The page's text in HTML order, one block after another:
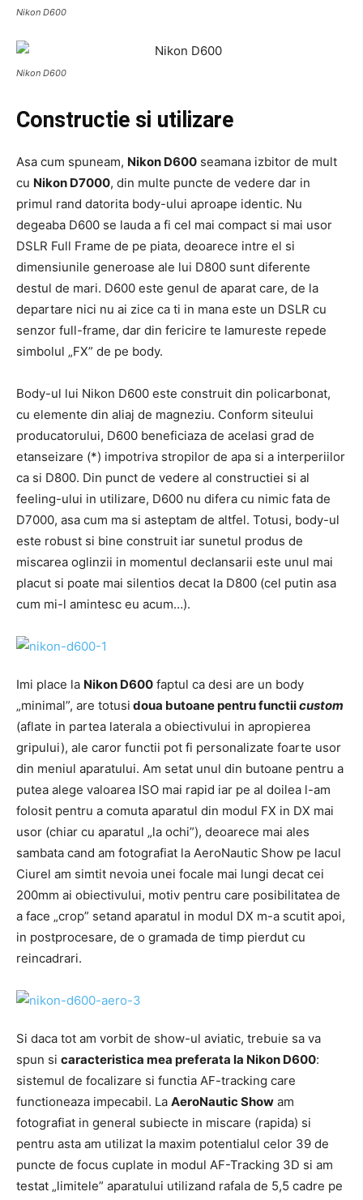
Nikon D600
Nikon D600
Constructie si utilizare
Asa cum spuneam, Nikon D600 seamana izbitor de mult
cu Nikon D7000, din multe puncte de vedere dar in
primul rand datorita body-ului aproape identic. Nu
degeaba D600 se lauda a fi cel mai compact si mai usor
DSLR Full Frame de pe piata, deoarece intre el si
dimensiunile generoase ale lui D800 sunt diferente
destul de mari. D600 este genul de aparat care, de la
departare nici nu ai zice ca ti in mana este un DSLR cu
senzor full-frame, dar din fericire te lamureste repede
simbolul „FX” de pe body.
Body-ul lui Nikon D600 este construit din policarbonat,
cu elemente din aliaj de magneziu. Conform siteului
producatorului, D600 beneficiaza de acelasi grad de
etanseizare (*) impotriva stropilor de apa si a interperiilor
ca si D800. Din punct de vedere al constructiei si al
feeling-ului in utilizare, D600 nu difera cu nimic fata de
D7000, asa cum ma si asteptam de altfel. Totusi, body-ul
este robust si bine construit iar sunetul produs de
miscarea oglinzii in momentul declansarii este unul mai
placut si poate mai silentios decat la D800 (cel putin asa
cum mi-l amintesc eu acum…).
Imi place la Nikon D600 faptul ca desi are un body
„minimal”, are totusi doua butoane pentru functiicustom
(aflate in partea laterala a obiectivului in apropierea
gripului), ale caror functii pot fi personalizate foarte usor
din meniul aparatului. Am setat unul din butoane pentru a
putea alege valoarea ISO mai rapid iar pe al doilea l-am
folosit pentru a comuta aparatul din modul FX in DX mai
usor (chiar cu aparatul „la ochi”), deoarece mai ales
sambata cand am fotografiat la AeroNautic Show pe lacul
Ciurel am simtit nevoia unei focale mai lungi decat cei
200mm ai obiectivului, motiv pentru care posibilitatea de
a face „crop” setand aparatul in modul DX m-a scutit apoi,
in postprocesare, de o gramada de timp pierdut cu
reincadrari.
Si daca tot am vorbit de show-ul aviatic, trebuie sa va
spun si caracteristica mea preferata la Nikon D600:
sistemul de focalizare si functia AF-tracking care
functioneaza impecabil. La AeroNautic Show am
fotografiat in general subiecte in miscare (rapida) si
pentru asta am utilizat la maxim potentialul celor 39 de
puncte de focus cuplate in modul AF-Tracking 3D si am
testat „limitele” aparatului utilizand rafala de 5,5 cadre pe